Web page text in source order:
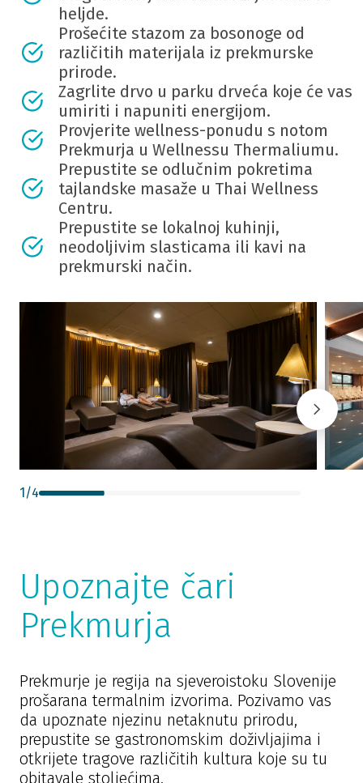
heljde.
Prošećite stazom za bosonoge od
različitih materijala iz prekmurske
prirode.
Zagrlite drvo u parku drveća koje će vas
umiriti i napuniti energijom.
Provjerite wellness-ponudu s notom
Prekmurja u Wellnessu Thermaliumu.
Prepustite se odlučnim pokretima
tajlandske masaže u Thai Wellness
Centru.
Prepustite se lokalnoj kuhinji,
neodoljivim slasticama ili kavi na
prekmurski način.
1/4
Upoznajte čari
Prekmurja
Prekmurje je regija na sjeveroistoku Slovenije
prošarana termalnim izvorima. Pozivamo vas
da upoznate njezinu netaknutu prirodu,
prepustite se gastronomskim doživljajima i
otkrijete tragove različitih kultura koje su tu
obitavale stoljećima.